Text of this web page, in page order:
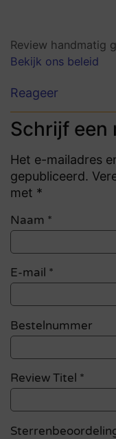
Review handmatig
Bekijk ons beleid
Reageer
Schrijf een
Het e-mailadres
gepubliceerd.
met *
Naam *
E-mail *
Bestelnummer
Review Titel *